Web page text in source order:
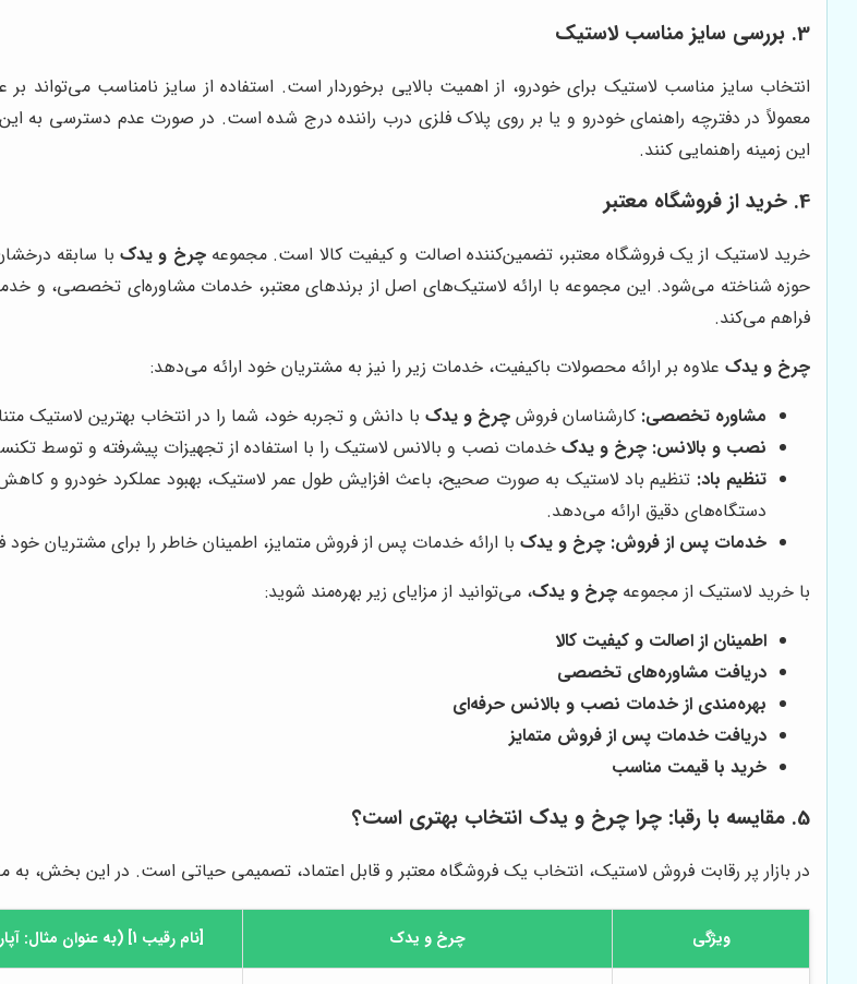
3. بررسی سایز مناسب لاستیک
انتخاب سایز مناسب لاستیک برای خودرو، از اهمیت بالایی برخوردار است. استفاده از سایز نامناسب
معمولاً در دفترچه راهنمای خودرو و یا بر روی پلاک فلزی درب راننده درج شده است. در صورت عدم دسترسی به
این زمینه راهنمایی کنند.
4. خرید از فروشگاه معتبر
خرید لاستیک از یک فروشگاه معتبر، تضمین‌کننده اصالت و کیفیت کالا است. مجموعهچرخ و یدکبا سابقه
حوزه شناخته می‌شود. این مجموعه با ارائه لاستیک‌های اصل از برندهای معتبر، خدمات مشاوره‌ای تخصصی، و
فراهم می‌کند.
چرخ و یدکعلاوه بر ارائه محصولات باکیفیت، خدمات زیر را نیز به مشتریان خود ارائه می‌دهد:
مشاوره تخصصی: کارشناسان فروش چرخ و یدکبا دانش و تجربه خود، شما را در انتخاب بهترین لاستیک
نصب و بالانس: چرخ و یدکخدمات نصب و بالانس لاستیک را با استفاده از تجهیزات پیشرفته و توسط
تنظیم باد: تنظیم باد لاستیک به صورت صحیح، باعث افزایش طول عمر لاستیک، بهبود عملکرد خودرو
دستگاه‌های دقیق ارائه می‌دهد.
خدمات پس از فروش: چرخ و یدکبا ارائه خدمات پس از فروش متمایز، اطمینان خاطر را برای مشتریان خود
با خرید لاستیک از مجموعه چرخ و یدک، می‌توانید از مزایای زیر بهره‌مند شوید:
اطمینان از اصالت و کیفیت کالا
دریافت مشاوره‌های تخصصی
بهره‌مندی از خدمات نصب و بالانس حرفه‌ای
دریافت خدمات پس از فروش متمایز
خرید با قیمت مناسب
5. مقایسه با رقبا: چرا چرخ و یدک انتخاب بهتری است؟
در بازار پر رقابت فروش لاستیک، انتخاب یک فروشگاه معتبر و قابل اعتماد، تصمیمی حیاتی است. در این بخش، به
ویژگی چرخ و یدک [نام رقیب 1] (به عنوان مثال: آپاراتی آنلاین)